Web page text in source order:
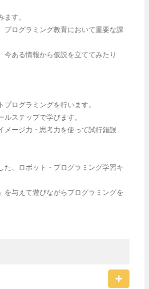
す。
プログラミング教育において重要な課
ある情報から仮説を立ててみたり
ログラミングを行います。
ステップで学びます。
メージ力・思考力を使って試行錯誤
、ロボット・プログラミング学習キ
を与えて遊びながらプログラミングを